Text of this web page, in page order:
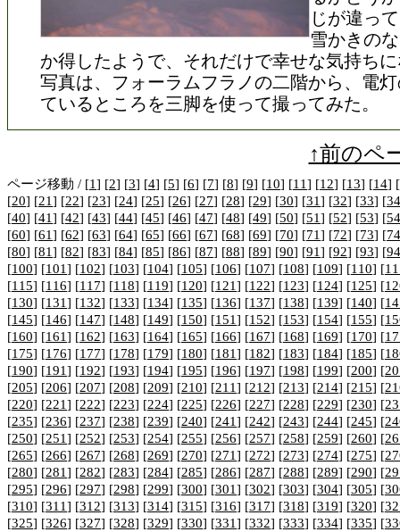
じが違っ
雪かきの
か得したようで、それだけで幸せな気持ち
写真は、フォーラムフラノの二階から、電
ているところを三脚を使って撮ってみた。
↑前のペ
ページ移動 / [1] [2] [3] [4] [5] [6] [7] [8] [9] [10] [11] [12] [13] [14] [
[20] [21] [22] [23] [24] [25] [26] [27] [28] [29] [30] [31] [32] [33] [34
[40] [41] [42] [43] [44] [45] [46] [47] [48] [49] [50] [51] [52] [53] [54
[60] [61] [62] [63] [64] [65] [66] [67] [68] [69] [70] [71] [72] [73] [74
[80] [81] [82] [83] [84] [85] [86] [87] [88] [89] [90] [91] [92] [93] [94
[100] [101] [102] [103] [104] [105] [106] [107] [108] [109] [110] [
[115] [116] [117] [118] [119] [120] [121] [122] [123] [124] [125] [
[130] [131] [132] [133] [134] [135] [136] [137] [138] [139] [140] [
[145] [146] [147] [148] [149] [150] [151] [152] [153] [154] [155] [
[160] [161] [162] [163] [164] [165] [166] [167] [168] [169] [170] [
[175] [176] [177] [178] [179] [180] [181] [182] [183] [184] [185] [
[190] [191] [192] [193] [194] [195] [196] [197] [198] [199] [200] [
[205] [206] [207] [208] [209] [210] [211] [212] [213] [214] [215] [
[220] [221] [222] [223] [224] [225] [226] [227] [228] [229] [230] [
[235] [236] [237] [238] [239] [240] [241] [242] [243] [244] [245] [
[250] [251] [252] [253] [254] [255] [256] [257] [258] [259] [260] [
[265] [266] [267] [268] [269] [270] [271] [272] [273] [274] [275] [
[280] [281] [282] [283] [284] [285] [286] [287] [288] [289] [290] [
[295] [296] [297] [298] [299] [300] [301] [302] [303] [304] [305] [
[310] [311] [312] [313] [314] [315] [316] [317] [318] [319] [320] [
[325] [326] [327] [328] [329] [330] [331] [332] [333] [334] [335] [